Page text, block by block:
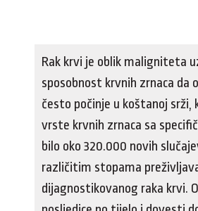
Rak krvi je oblik maligniteta
sposobnost krvnih zrnaca da
često počinje u koštanoj
vrste krvnih zrnaca sa
bilo oko 320.000 novih
različitim stopama
dijagnostikovanog raka krvi.